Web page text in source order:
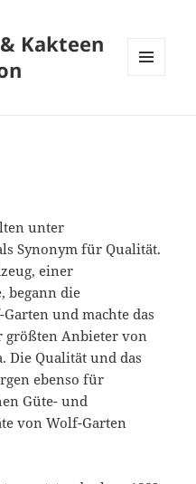
Kakteen
unter
Synonym für Qualität.
einer
begann die
und machte das
größten Anbieter von
Die Qualität und das
ebenso für
Güte- und
von Wolf-Garten